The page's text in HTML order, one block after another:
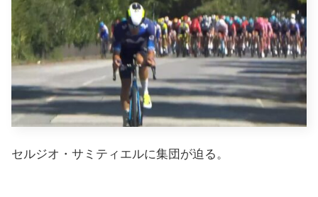
セルジオ・サミティエルに集団が迫る。